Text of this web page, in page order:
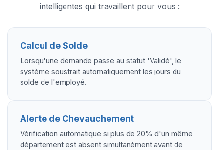
intelligentes qui travaillent pour vous :
Calcul de Solde
Lorsqu'une demande passe au statut 'Validé', le
système soustrait automatiquement les jours du
solde de l'employé.
Alerte de Chevauchement
Vérification automatique si plus de 20% d'un même
département est absent simultanément avant de